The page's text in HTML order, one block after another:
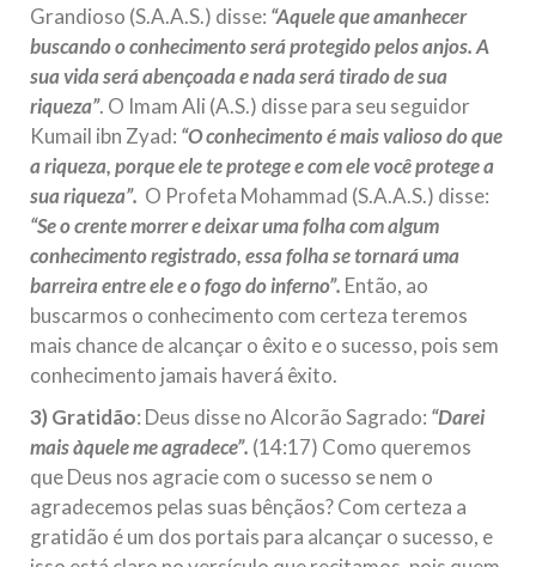
Grandioso (S.A.A.S.) disse: “Aquele que amanhecer
buscando o conhecimento será protegido pelos anjos. A
sua vida será abençoada e nada será tirado de sua
riqueza”. O Imam Ali (A.S.) disse para seu seguidor
Kumail ibn Zyad: “O conhecimento é mais valioso do que
a riqueza, porque ele te protege e com ele você protege a
sua riqueza”. O Profeta Mohammad (S.A.A.S.) disse:
“Se o crente morrer e deixar uma folha com algum
conhecimento registrado, essa folha se tornará uma
barreira entre ele e o fogo do inferno”. Então, ao
buscarmos o conhecimento com certeza teremos
mais chance de alcançar o êxito e o sucesso, pois sem
conhecimento jamais haverá êxito.
3) Gratidão: Deus disse no Alcorão Sagrado: “Darei
mais àquele me agradece”. (14:17) Como queremos
que Deus nos agracie com o sucesso se nem o
agradecemos pelas suas bênçãos? Com certeza a
gratidão é um dos portais para alcançar o sucesso, e